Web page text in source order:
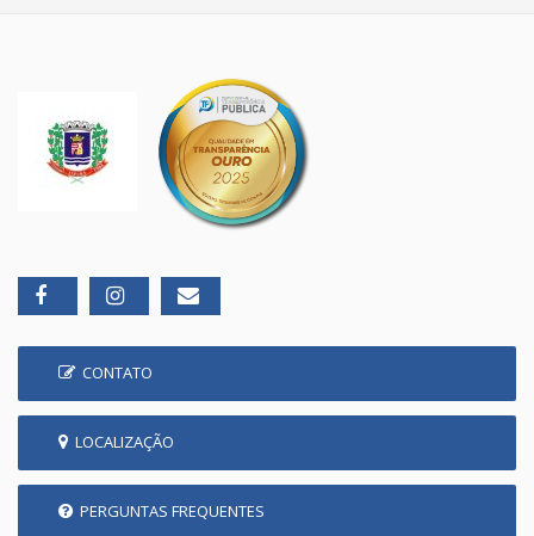
CONTATO
LOCALIZAÇÃO
PERGUNTAS FREQUENTES